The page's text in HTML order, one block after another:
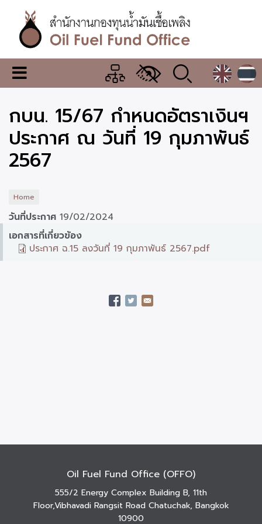
content
สำนักงาน
กองทุน
น้ำมัน
เชื้อ
เพลิง
เมนู
เปลี่ยน
แสดง
ผล
กบน. 15/67 กำหนดอัตราเงินฯ
ประกาศ ณ วันที่ 19 กุมภาพันธ์
2567
Home
วันที่ประกาศ 19/02/2024
เอกสารที่เกี่ยวข้อง
ประกาศ ฉ.15 ลงวันที่ 19 กุมภาพันธ์ 2567.pdf
Oil Fuel Fund Office (OFFO)
555/2 Energy Complex Building B, 11th
Floor,Vibhavadi Rangsit Road Chatuchak, Bangkok
10900